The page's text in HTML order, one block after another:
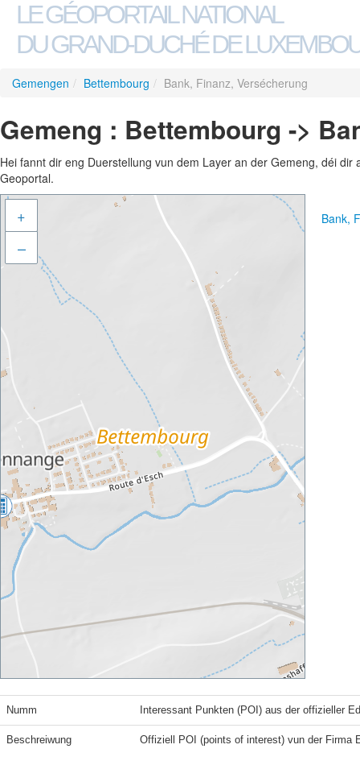
LE GÉOPORTAIL NATIONAL
DU GRAND-DUCHÉ DE
Gemengen / Bettembourg / Bank, Finanz, Versécherung
Gemeng : Bettembourg ->
Hei fannt dir eng Duerstellung vun dem Layer an der Gemeng, déi
Geoportal.
+
–
Bank,
Numm Interessant Punkten (POI) aus der offizieller
Beschreiwung Offiziell POI (points of interest) vun der Firma